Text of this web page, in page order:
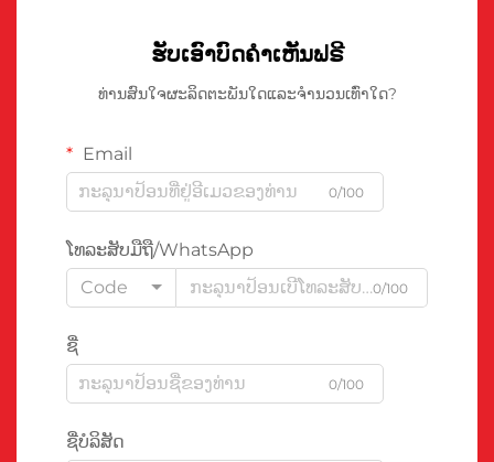
ຮັບເອົາບົດຄຳເຫັນຟຣີ
ທ່ານສົນໃຈຜະລິດຕະພັນໃດແລະຈຳນວນເທົ່າໃດ?
Email
0/100
ໂທລະສັບມືຖື/WhatsApp
Code
0/100
ຊື່
0/100
ຊື່ບໍລິສັດ